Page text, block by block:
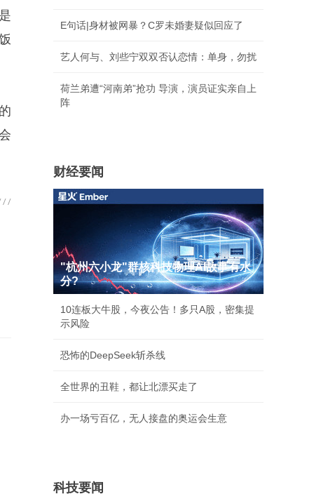
E句话|身材被网暴？C罗未婚妻疑似回应了
艺人何与、刘些宁双双否认恋情：单身，勿扰
荷兰弟遭“河南弟”抢功 导演，演员证实亲自上
阵
财经要闻
"杭州六小龙"群核科技物理AI故事有水
分?
10连板大牛股，今夜公告！多只A股，密集提
示风险
恐怖的DeepSeek斩杀线
全世界的丑鞋，都让北漂买走了
办一场亏百亿，无人接盘的奥运会生意
科技要闻